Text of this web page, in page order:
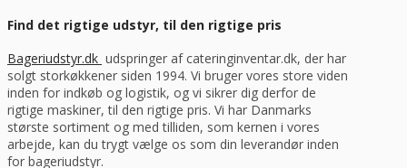
Find det rigtige udstyr, til den rigtige pris
Bageriudstyr.dk udspringer af cateringinventar.dk, der har
solgt storkøkkener siden 1994. Vi bruger vores store viden
inden for indkøb og logistik, og vi sikrer dig derfor de
rigtige maskiner, til den rigtige pris. Vi har Danmarks
største sortiment og med tilliden, som kernen i vores
arbejde, kan du trygt vælge os som din leverandør inden
for bageriudstyr.